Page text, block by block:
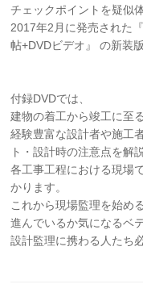
チェックポイントを疑似
2017年2月に発売された
帖+DVDビデオ』 の新装版
付録DVDでは、
建物の着工から竣工に至
経験豊富な設計者や施工
ト・設計時の注意点を解説
各工事工程における現場
かります。
これから現場監理を始め
進んでいるか気になるベ
設計監理に携わる人たち